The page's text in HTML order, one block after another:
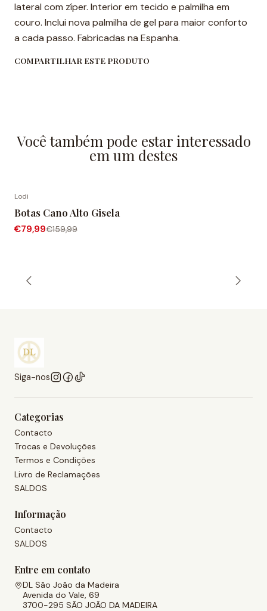
lateral com zíper. Interior em tecido e palmilha em
couro. Inclui nova palmilha de gel para maior conforto
a cada passo. Fabricadas na Espanha.
COMPARTILHAR ESTE PRODUTO
Você também pode estar interessado
em um destes
Lodi
Botas Cano Alto Gisela
€79,99€159,99
Siga-nos
Categorias
Contacto
Trocas e Devoluções
Termos e Condições
Livro de Reclamações
SALDOS
Informação
Contacto
SALDOS
Entre em contato
DL São João da Madeira
Avenida do Vale, 69
3700-295 SÃO JOÃO DA MADEIRA